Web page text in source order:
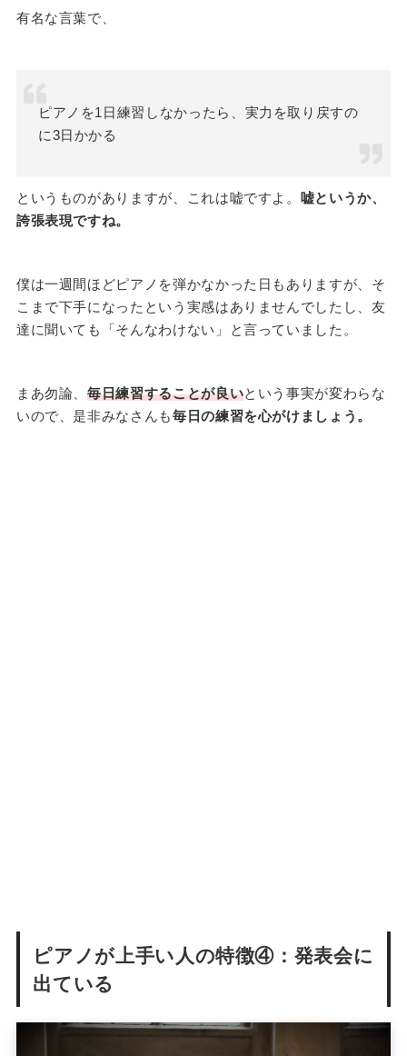
有名な言葉で、
ピアノを1日練習しなかったら、実力を取り戻すの
に3日かかる
というものがありますが、これは嘘ですよ。 嘘というか、
誇張表現ですね。
僕は一週間ほどピアノを弾かなかった日もありますが、そ
こまで下手になったという実感はありませんでしたし、友
達に聞いても「そんなわけない」と言っていました。
まあ勿論、毎日練習することが良いという事実が変わらな
いので、是非みなさんも毎日の練習を心がけましょう。
ピアノが上手い人の特徴④：発表会に
出ている